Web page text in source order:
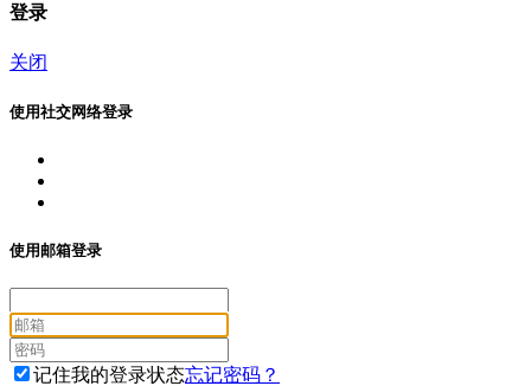
登录
关闭
使用社交网络登录
使用邮箱登录
记住我的登录状态忘记密码？